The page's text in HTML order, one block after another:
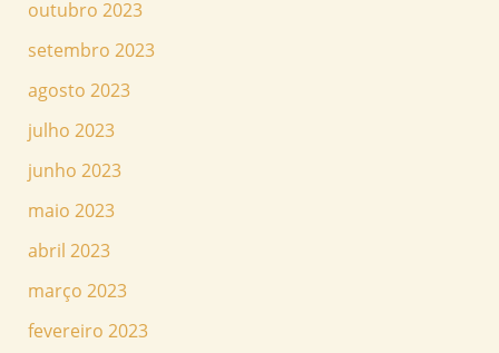
outubro 2023
setembro 2023
agosto 2023
julho 2023
junho 2023
maio 2023
abril 2023
março 2023
fevereiro 2023